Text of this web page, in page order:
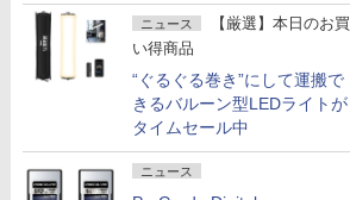
ニュース
【厳選】本日のお買
い得商品
“ぐるぐる巻き”にして運搬で
きるバルーン型LEDライトが
タイムセール中
ニュース